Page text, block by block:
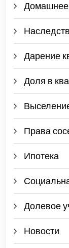
Домашнее
Дарение
Доля в
Права
Ипотека
Долевое
Новости